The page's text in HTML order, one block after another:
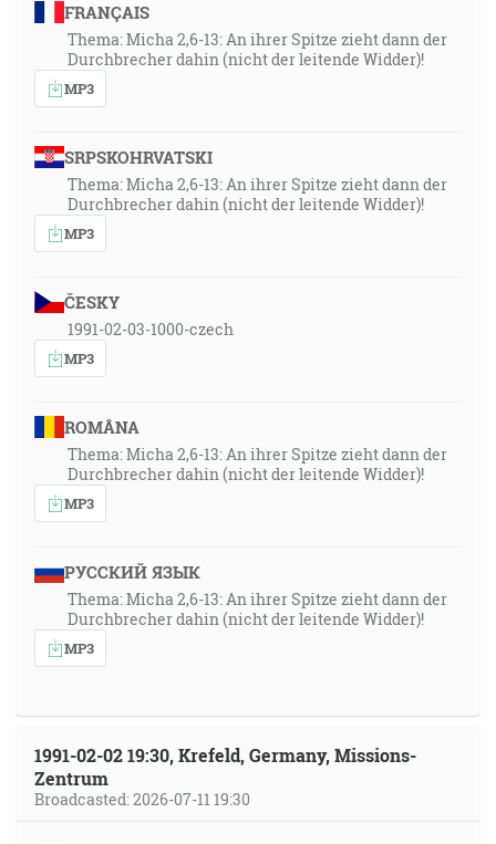
FRANÇAIS
Thema: Micha 2,6-13: An ihrer Spitze zieht dann der
Durchbrecher dahin (nicht der leitende Widder)!
MP3
SRPSKOHRVATSKI
Thema: Micha 2,6-13: An ihrer Spitze zieht dann der
Durchbrecher dahin (nicht der leitende Widder)!
MP3
ČESKY
1991-02-03-1000-czech
MP3
ROMÂNA
Thema: Micha 2,6-13: An ihrer Spitze zieht dann der
Durchbrecher dahin (nicht der leitende Widder)!
MP3
РУССКИЙ ЯЗЫК
Thema: Micha 2,6-13: An ihrer Spitze zieht dann der
Durchbrecher dahin (nicht der leitende Widder)!
MP3
1991-02-02 19:30, Krefeld, Germany, Missions-
Zentrum
Broadcasted: 2026-07-11 19:30